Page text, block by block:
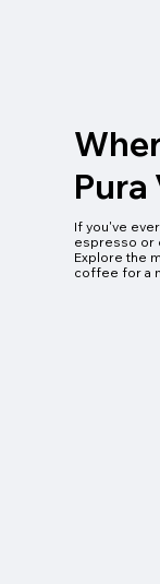
Pura
If you've
espresso or
Explore the
coffee for a